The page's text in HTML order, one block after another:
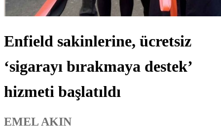
Enfield sakinlerine, ücretsiz
‘sigarayı bırakmaya destek’
hizmeti başlatıldı
EMEL AKIN